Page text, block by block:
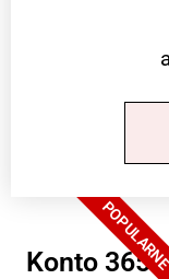
Konto 365